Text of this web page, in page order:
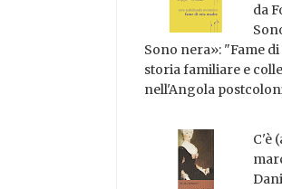
da
Sono nera»: "Fame
storia familiare e
nell'Angola
C'è